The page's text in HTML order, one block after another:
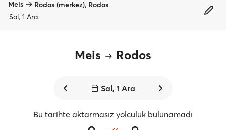
Meis
Rodos (merkez), Rodos
Sal, 1 Ara
Meis Rodos
Sal, 1 Ara
Bu tarihte aktarmasız yolculuk bulunamadı